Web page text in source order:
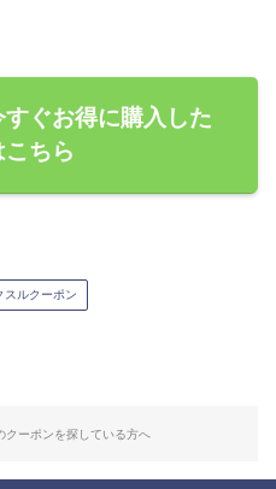
ぐお得に購入した
ちら
ルクーポン
クーポンを探している方へ